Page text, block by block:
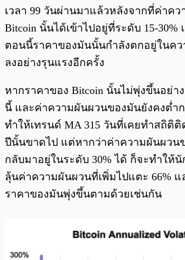
เวลา 99 วันผ่านมาแล้วหลังจากที่ค่าค
Bitcoin นั้นได้เข้าไปอยู่ที่ระดับ 15-30%
ตอนนี้ราคาของมันนั้นกำลังตกอยู่ในคว
ลงอย่างรุนแรงอีกครั้ง
หากราคาของ Bitcoin นั้นไม่พุ่งขึ้นอย่าง
นี้ และค่าความผันผวนของมันยังคงต่ำก
ทำให้เทรนด์ MA 315 วันที่เคยทำสถิติ
ปีนั้นขาดไป แต่หากว่าค่าความผันผวน
กลับมาอยู่ในระดับ 30% ได้ ก็จะทำให้
ลุ้นค่าความผันผวนที่เพิ่มไปแตะ 66% แ
ราคาของมันพุ่งขึ้นตามด้วยเช่นกัน